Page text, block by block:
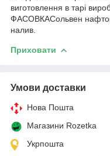
виготовлення в тарі
ФАСОВКАСольвен
налив.
Приховати
Умови доставки
Нова Пошта
Магазини Rozetka
Укрпошта